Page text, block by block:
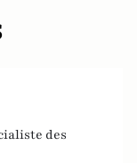
des